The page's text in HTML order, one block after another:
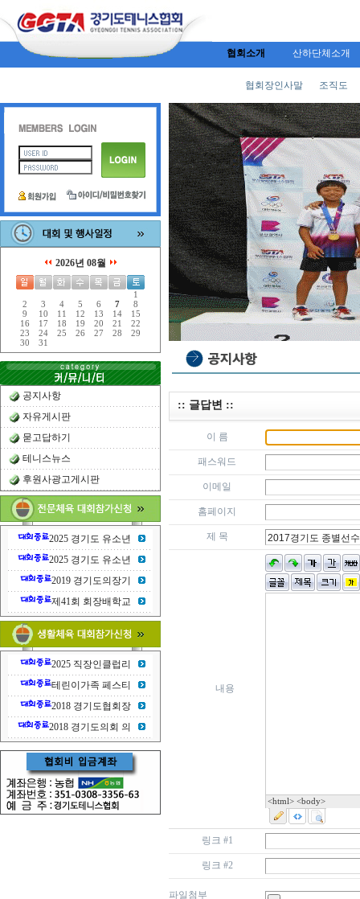
협회소개 산하단체소개
협회장인사말 조직도
2026년 08월
1
2
3 4 5 6 7
8
9
10 11 12 13 14
15
16
17 18 19 20 21
22
23
24 25 26 27 28
29
30
31
공지사항
자유게시판
묻고답하기
테니스뉴스
후원사광고게시판
2025 경기도 유소년
2025 경기도 유소년
2019 경기도의장기
제41회 회장배학교
2025 직장인클럽리
테린이가족 페스티
2018 경기도협회장
2018 경기도의회 의
:: 글답변 ::
이 름
패스워드
이메일
홈페이지
제 목
내용
<html> <body>
링크 #1
링크 #2
파일첨부